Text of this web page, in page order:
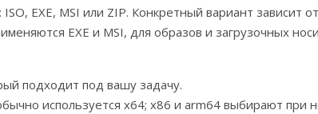
EXE, MSI или ZIP. Конкретный вариант зависит
EXE и MSI, для образов и загрузочных
подходит под вашу задачу.
используется x64; x86 и arm64 выбирают при